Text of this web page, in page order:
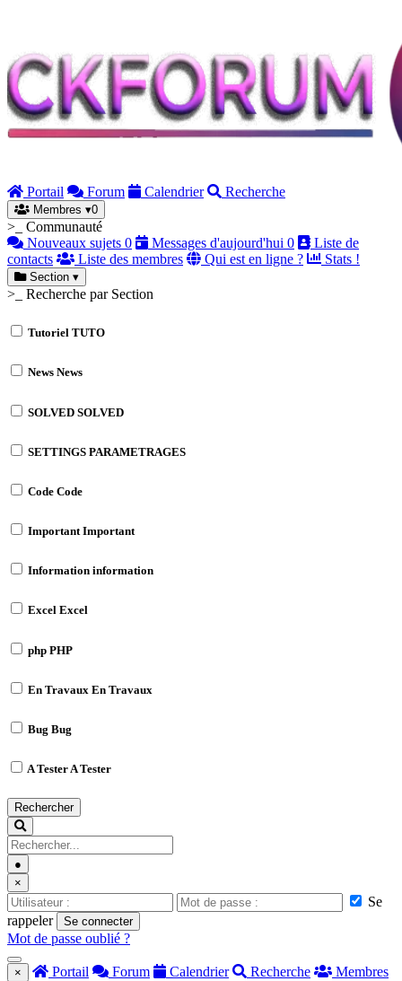
Portail Forum Calendrier Recherche
Membres ▾0
>_ Communauté
Nouveaux sujets 0 Messages d'aujourd'hui 0
Liste de
contacts
Liste des membres Qui est en ligne ? Stats !
Section ▾
>_ Recherche par Section
Tutoriel TUTO
News News
SOLVED SOLVED
SETTINGS PARAMETRAGES
Code Code
ImportantImportant
Information information
Excel Excel
php PHP
En Travaux En Travaux
Bug Bug
A TesterA Tester
Rechercher
●
×
Se
rappeler
Se connecter
Mot de passe oublié ?
× Portail Forum Calendrier Recherche
Membres